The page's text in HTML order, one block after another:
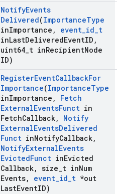
NotifyEvents
Delivered(ImportanceType
inImportance , event_id_t
inLastDeliveredEventID ,
uint64 t inRecipientNode
ID)
RegisterEventCallbackFor
Importance(ImportanceType
inImportance ,
Fetch
ExternalEventsFunct in
FetchCallback,
Notify
ExternalEventsDelivered
Funct inNotifyCallback,
NotifyExternalEvents
EvictedFunct inEvicted
Callback, size t inNum
Events, event_id_t *out
LastEventID)